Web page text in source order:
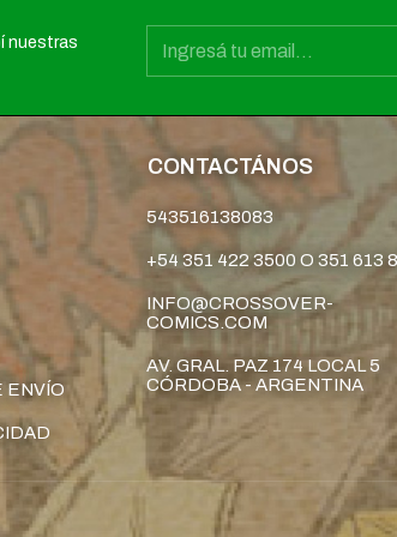
nuestras
ENVÍO
CONTACTÁNOS
543516138083
+54 351 422 3500 O 351 613
INFO@CROSSOVER-
COMICS.COM
AV. GRAL. PAZ 174 LOCAL 5
CÓRDOBA - ARGENTINA